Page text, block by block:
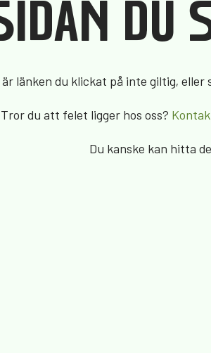
DU
länken du klickat på inte giltig,
Tror du att felet ligger hos oss?
Du kanske kan hitta